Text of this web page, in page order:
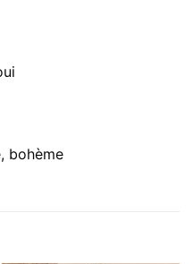
bohème